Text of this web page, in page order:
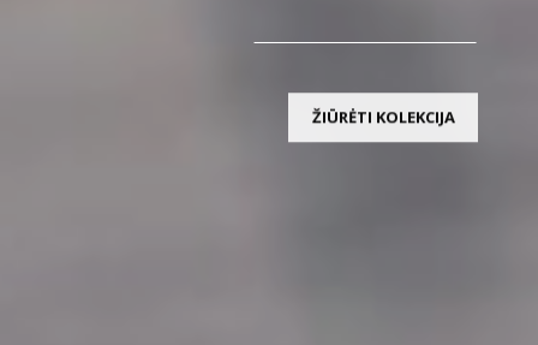
ŽIŪRĖTI KOLEKCIJA